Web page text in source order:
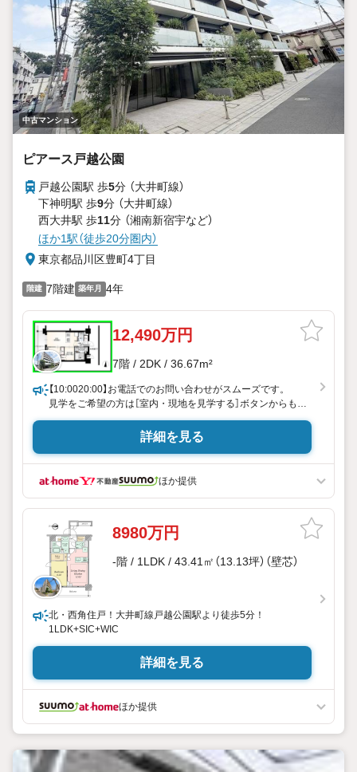
中古マンション
ピアース戸越公園
戸越公園駅 歩5分 （大井町線）
下神明駅 歩9分 （大井町線）
西大井駅 歩11分 （湘南新宿宇など）
ほか1駅（徒歩20分圏内）
東京都品川区豊町4丁目
階建 7階建 築年月 4年
12,490万円
7階 / 2DK / 36.67m²
【10:0020:00】お電話でのお問い合わせがスムーズです。
見学をご希望の方は［室内・現地を見学する］ボタンからもご
予約できます。
チャイルドシート付き7人乗り車両でのご送迎可能です。
■資金計画のご相談
に合わせた資金計画も無料で行っております。
■ネットに出ていない物件のご案内
ご希望条件を伺えれば、お好みの物件に出会えるご提案をい
たします。
目黒駅に弊社オフィスがございますので、城南地区の不動産
■購入オリジナルプラン作成
弊社には設計士が在籍しており、ご要望に併せたオリジナル
プランの作成を行っております。
子供部屋にロフトが欲しい、広いルーフバルコニーを作りた
い、など、夢を形にするお手伝いをさせていただきます。
営業マンペア制度により、一生に一度のお客様の不動産のご
購入・ご売却をきめ細かくサポートさせていただきます。
詳細を見る
ほか提供
8980万円
-階 / 1LDK / 43.41㎡（13.13坪）（壁芯）
北・西角住戸！大井町線戸越公園駅より徒歩5分！
1LDK+SIC+WIC
詳細を見る
ほか提供